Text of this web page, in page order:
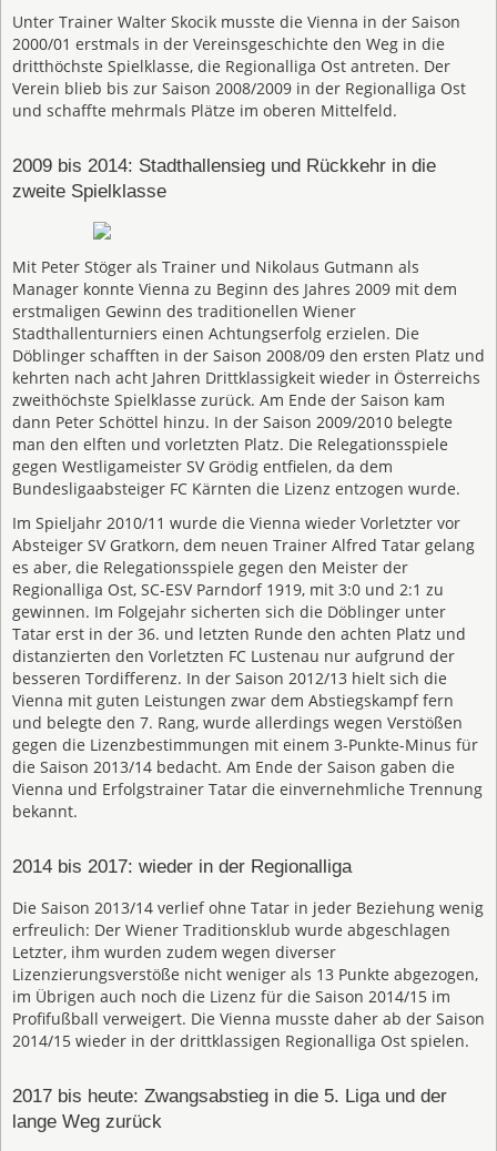
Unter Trainer Walter Skocik musste die Vienna in der Saison
2000/01 erstmals in der Vereinsgeschichte den Weg in die
dritthöchste Spielklasse, die Regionalliga Ost antreten. Der
Verein blieb bis zur Saison 2008/2009 in der Regionalliga Ost
und schaffte mehrmals Plätze im oberen Mittelfeld.
2009 bis 2014: Stadthallensieg und Rückkehr in die
zweite Spielklasse
Mit Peter Stöger als Trainer und Nikolaus Gutmann als
Manager konnte Vienna zu Beginn des Jahres 2009 mit dem
erstmaligen Gewinn des traditionellen Wiener
Stadthallenturniers einen Achtungserfolg erzielen. Die
Döblinger schafften in der Saison 2008/09 den ersten Platz und
kehrten nach acht Jahren Drittklassigkeit wieder in Österreichs
zweithöchste Spielklasse zurück. Am Ende der Saison kam
dann Peter Schöttel hinzu. In der Saison 2009/2010 belegte
man den elften und vorletzten Platz. Die Relegationsspiele
gegen Westligameister SV Grödig entfielen, da dem
Bundesligaabsteiger FC Kärnten die Lizenz entzogen wurde.
Im Spieljahr 2010/11 wurde die Vienna wieder Vorletzter vor
Absteiger SV Gratkorn, dem neuen Trainer Alfred Tatar gelang
es aber, die Relegationsspiele gegen den Meister der
Regionalliga Ost, SC-ESV Parndorf 1919, mit 3:0 und 2:1 zu
gewinnen. Im Folgejahr sicherten sich die Döblinger unter
Tatar erst in der 36. und letzten Runde den achten Platz und
distanzierten den Vorletzten FC Lustenau nur aufgrund der
besseren Tordifferenz. In der Saison 2012/13 hielt sich die
Vienna mit guten Leistungen zwar dem Abstiegskampf fern
und belegte den 7. Rang, wurde allerdings wegen Verstößen
gegen die Lizenzbestimmungen mit einem 3-Punkte-Minus für
die Saison 2013/14 bedacht. Am Ende der Saison gaben die
Vienna und Erfolgstrainer Tatar die einvernehmliche Trennung
bekannt.
2014 bis 2017: wieder in der Regionalliga
Die Saison 2013/14 verlief ohne Tatar in jeder Beziehung wenig
erfreulich: Der Wiener Traditionsklub wurde abgeschlagen
Letzter, ihm wurden zudem wegen diverser
Lizenzierungsverstöße nicht weniger als 13 Punkte abgezogen,
im Übrigen auch noch die Lizenz für die Saison 2014/15 im
Profifußball verweigert. Die Vienna musste daher ab der Saison
2014/15 wieder in der drittklassigen Regionalliga Ost spielen.
2017 bis heute: Zwangsabstieg in die 5. Liga und der
lange Weg zurück